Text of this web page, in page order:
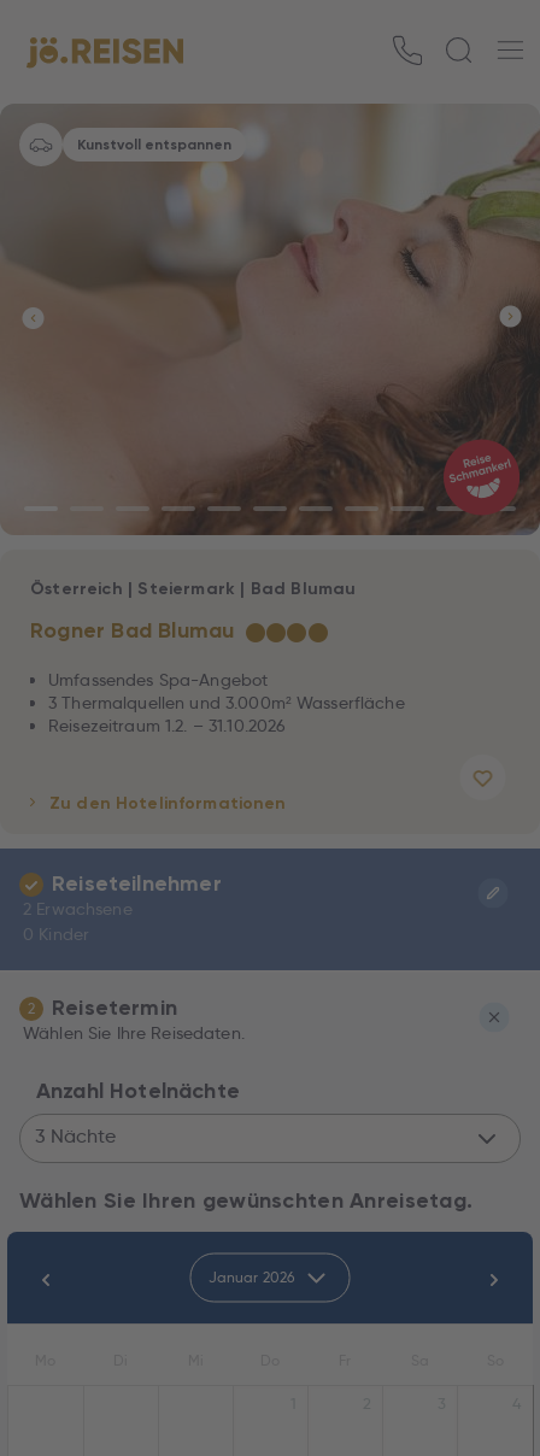
Kunstvoll entspannen
Rogner Bad Blumau ★★★★
Österreich | Steiermark | Bad Blumau
Umfassendes Spa-Angebot
3 Thermalquellen und 3.000m² Wasserfläche
Reisezeitraum 1.2. – 31.10.2026
Zu den Hotelinformationen
Reiseteilnehmer
2 Erwachsene
0 Kinder
2 Reisetermin
Wählen Sie Ihre Reisedaten.
Anzahl Hotelnächte
3 Nächte
Wählen Sie Ihren gewünschten Anreisetag.
Januar 2026